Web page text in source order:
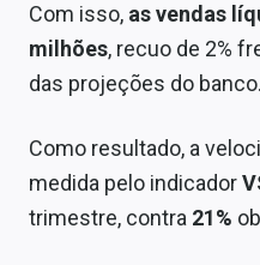
Com isso, as vendas
milhões, recuo de 2%
das projeções do banco.
Como resultado, a
medida pelo indicador
trimestre, contra 21%